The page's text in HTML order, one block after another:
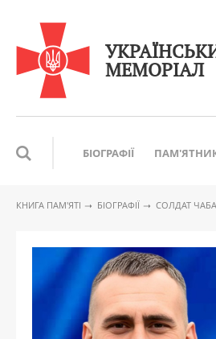
МЕМОРІАЛ
БІОГРАФІЇ
КНИГА ПАМ′ЯТІ БІОГРАФІЇ CОЛДАТ